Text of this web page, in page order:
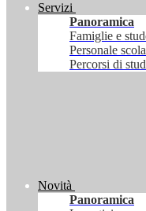
Servizi
Panoramica
Famiglie e
Personale
Percorsi di
Novità
Panoramica